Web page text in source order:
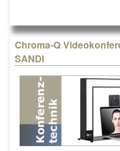
Chroma-Q
SANDI